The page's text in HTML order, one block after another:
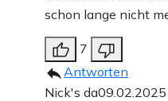
schon lange nicht
7
Antworten
Nick's da